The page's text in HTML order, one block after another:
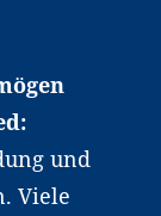
bis zur
Freizeit.
beim
das
und
Viele